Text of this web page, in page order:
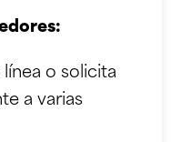
o solicita
a varias